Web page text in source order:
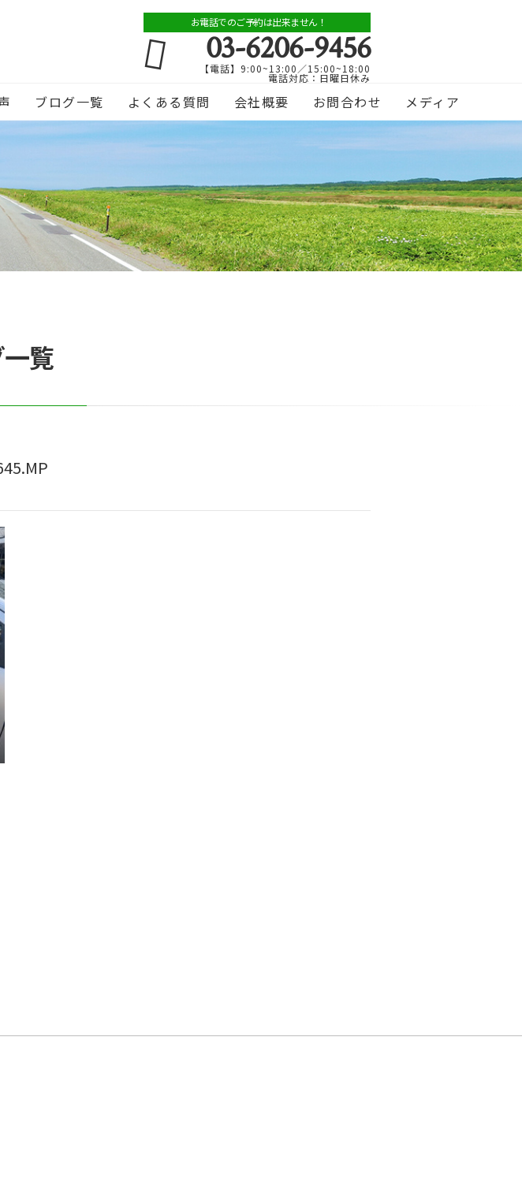
お電話でのご予約は出来ません！
03-6206-9456
【電話】9:00~13:00／15:00~18:00
電話対応：日曜日休み
ブログ一覧 よくある質問 会社概要 お問合わせ メディア
覧